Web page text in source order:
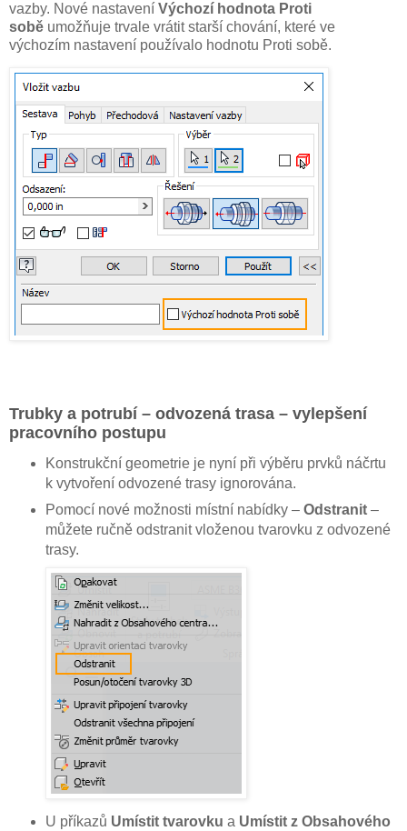
vazby. Nové nastavení Výchozí hodnota Proti
sobě umožňuje trvale vrátit starší chování, které ve
výchozím nastavení používalo hodnotu Proti sobě.
Trubky a potrubí – odvozená trasa – vylepšení
pracovního postupu
Konstrukční geometrie je nyní při výběru prvků náčrtu
k vytvoření odvozené trasy ignorována.
Pomocí nové možnosti místní nabídky – Odstranit–
můžete ručně odstranit vloženou tvarovku z odvozené
trasy.
U příkazů Umístit tvarovku a Umístit z Obsahového